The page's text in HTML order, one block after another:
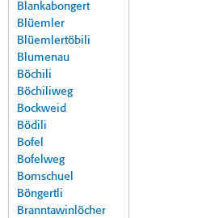
Blankabongert
Blüemler
Blüemlertöbili
Blumenau
Böchili
Böchiliweg
Bockweid
Bödili
Bofel
Bofelweg
Bomschuel
Böngertli
Branntawinlöcher